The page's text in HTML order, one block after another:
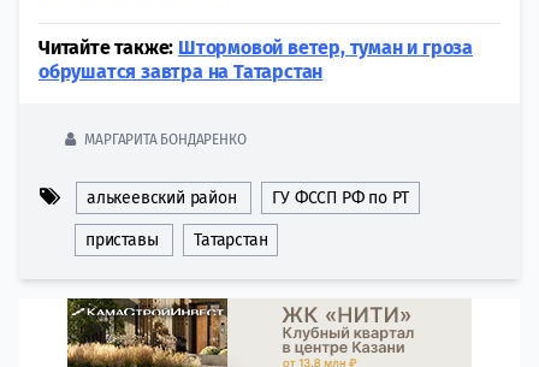
Читайте также: Штормовой ветер, туман и гроза
обрушатся завтра на Татарстан
МАРГАРИТА БОНДАРЕНКО
алькеевский район ГУ ФССП РФ по РТ
приставы Татарстан